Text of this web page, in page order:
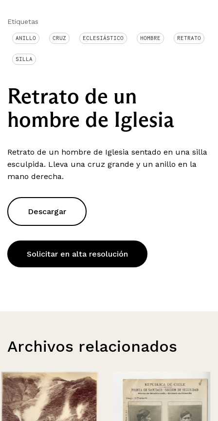
Etiquetas
ANILLO CRUZ ECLESIÁSTICO HOMBRE RETRATO
SILLA
Retrato de un
hombre de Iglesia
Retrato de un hombre de Iglesia sentado en una silla
esculpida. Lleva una cruz grande y un anillo en la
mano derecha.
Descargar
Solicitar en alta resolución
Archivos relacionados